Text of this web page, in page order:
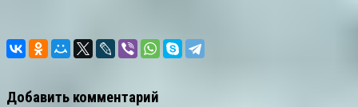
Добавить комментарий